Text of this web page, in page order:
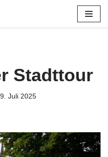
Stadttour
9. Juli 2025